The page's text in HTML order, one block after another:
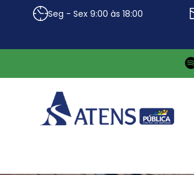
Seg - Sex 9:00 às 18:00